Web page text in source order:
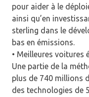
pour aider à le
ainsi qu’en
sterling dans le
bas en émissions.
• Meilleures voitures
Une partie de la
plus de 740 millions
des technologies de